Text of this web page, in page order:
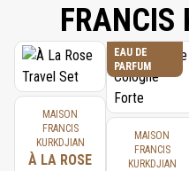
FRANCIS
MAISON
FRANCIS
KURKDJIAN
À LA ROSE
EAU DE
PARFUM
MAISON
FRANCIS
KURKDJIAN